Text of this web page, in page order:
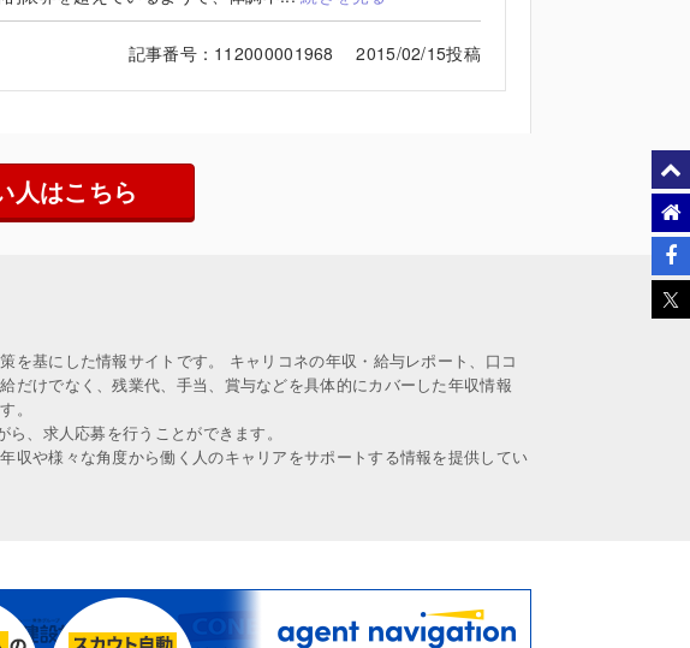
記事番号：112000001968 2015/02/15投稿
人はこちら
基にした情報サイトです。 キャリコネの年収・給与レポート、口コ
だけでなく、残業代、手当、賞与などを具体的にカバーした年収情報
。
、求人応募を行うことができます。
収や様々な角度から働く人のキャリアをサポートする情報を提供してい